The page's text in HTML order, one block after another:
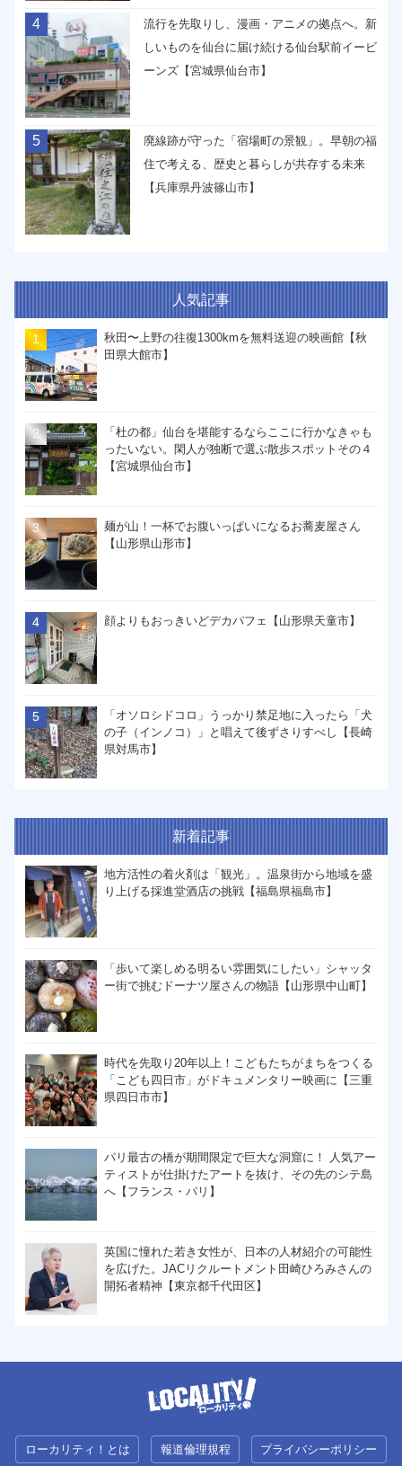
4
流行を先取りし、漫画・アニメの拠点へ。新
しいものを仙台に届け続ける仙台駅前イービ
ーンズ【宮城県仙台市】
5
廃線跡が守った「宿場町の景観」。早朝の福
住で考える、歴史と暮らしが共存する未来
【兵庫県丹波篠山市】
人気記事
秋田〜上野の往復1300kmを無料送迎の映画館【秋
田県大館市】
「杜の都」仙台を堪能するならここに行かなきゃも
ったいない。閑人が独断で選ぶ散歩スポットその４
【宮城県仙台市】
麺が山！一杯でお腹いっぱいになるお蕎麦屋さん
【山形県山形市】
顔よりもおっきいどデカパフェ【山形県天童市】
「オソロシドコロ」うっかり禁足地に入ったら「犬
の子（インノコ）」と唱えて後ずさりすべし【長崎
県対馬市】
新着記事
地方活性の着火剤は「観光」。温泉街から地域を盛
り上げる採進堂酒店の挑戦【福島県福島市】
「歩いて楽しめる明るい雰囲気にしたい」シャッタ
ー街で挑むドーナツ屋さんの物語【山形県中山町】
時代を先取り20年以上！こどもたちがまちをつくる
「こども四日市」がドキュメンタリー映画に【三重
県四日市市】
パリ最古の橋が期間限定で巨大な洞窟に！ 人気アー
ティストが仕掛けたアートを抜け、その先のシテ島
へ【フランス・パリ】
英国に憧れた若き女性が、日本の人材紹介の可能性
を広げた。JACリクルートメント田崎ひろみさんの
開拓者精神【東京都千代田区】
ローカリティ！とは 報道倫理規程 プライバシーポリシー